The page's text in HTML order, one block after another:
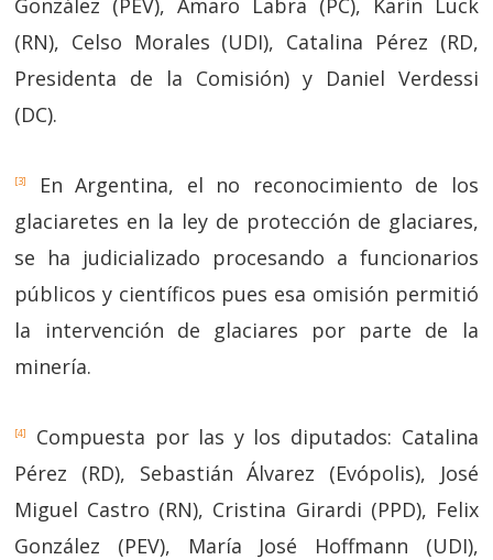
González (PEV), Amaro Labra (PC), Karin Luck
(RN), Celso Morales (UDI), Catalina Pérez (RD,
Presidenta de la Comisión) y Daniel Verdessi
(DC).
[3]
En Argentina, el no reconocimiento de los
glaciaretes en la ley de protección de glaciares,
se ha judicializado procesando a funcionarios
públicos y científicos pues esa omisión permitió
la intervención de glaciares por parte de la
minería.
[4]
Compuesta por las y los diputados: Catalina
Pérez (RD), Sebastián Álvarez (Evópolis), José
Miguel Castro (RN), Cristina Girardi (PPD), Felix
González (PEV), María José Hoffmann (UDI),